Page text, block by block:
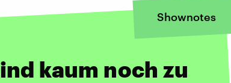
Shownotes
kaum noch zu